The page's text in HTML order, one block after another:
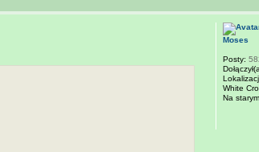
Moses
Posty:
White
Na